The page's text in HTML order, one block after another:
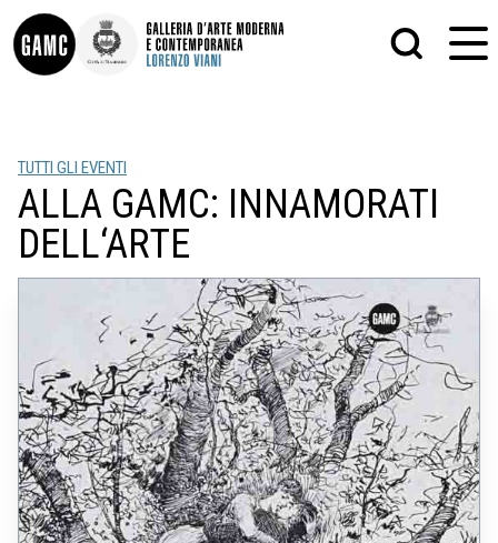
INFO
CONTATTI
DIDATTICA
SHOP
LORENZO VIANI
MOSTRE
EVENTI
PALAZZO DELLE MUSE
SCULTURA
FOTOGRAFIA
TUTTI GLI EVENTI
ALLA GAMC: INNAMORATI
DELL‘ARTE